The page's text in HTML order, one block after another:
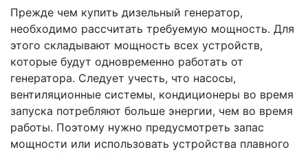
Прежде чем купить дизельный генератор,
необходимо рассчитать требуемую мощность. Для
этого складывают мощность всех устройств,
которые будут одновременно работать от
генератора. Следует учесть, что насосы,
вентиляционные системы, кондиционеры во время
запуска потребляют больше энергии, чем во время
работы. Поэтому нужно предусмотреть запас
мощности или использовать устройства плавного